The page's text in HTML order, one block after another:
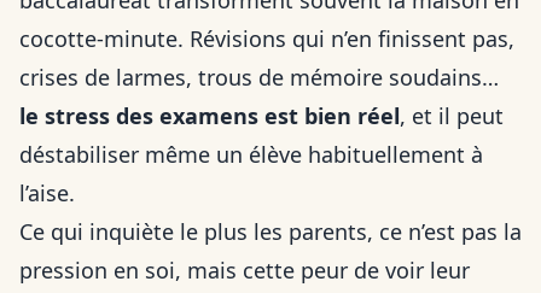
cocotte-minute. Révisions qui n’en finissent pas,
crises de larmes, trous de mémoire soudains…
le stress des examens est bien réel, et il peut
déstabiliser même un élève habituellement à
l’aise.
Ce qui inquiète le plus les parents, ce n’est pas la
pression en soi, mais cette peur de voir leur